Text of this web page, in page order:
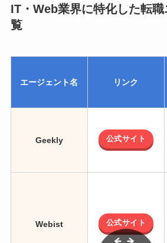
IT・Web業界に特化した転
覧
エージェント名 リンク
Geekly 公式サイト
Webist 公式サイト